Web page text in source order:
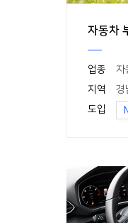
자동차
업종
자
지역
경
도입